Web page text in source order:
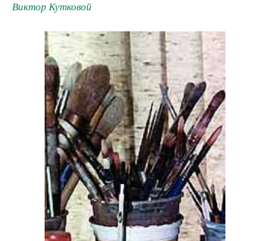
Виктор Кутковой